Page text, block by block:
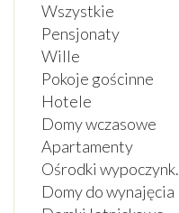
Wszystkie
Pensjonaty
Wille
Pokoje gościnne
Hotele
Domy wczasowe
Apartamenty
Ośrodki wypoczynk.
Domy do wynajęcia